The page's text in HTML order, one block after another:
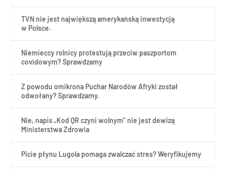
TVN nie jest największą amerykańską inwestycją
w Polsce.
Niemieccy rolnicy protestują przeciw paszportom
covidowym? Sprawdzamy
Z powodu omikrona Puchar Narodów Afryki został
odwołany? Sprawdzamy.
Nie, napis „Kod QR czyni wolnym” nie jest dewizą
Ministerstwa Zdrowia
Picie płynu Lugola pomaga zwalczać stres? Weryfikujemy